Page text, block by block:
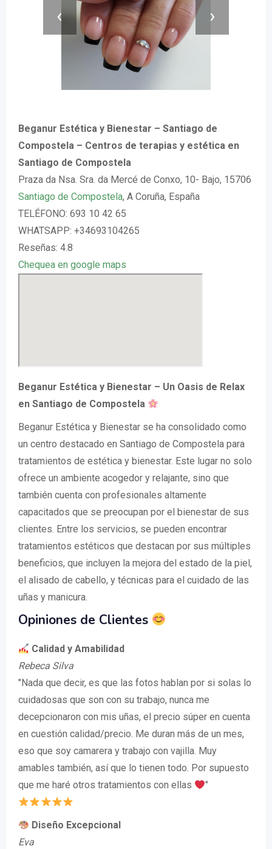
‹ ›
Beganur Estética y Bienestar – Santiago de
Compostela – Centros de terapias y estética en
Santiago de Compostela
Praza da Nsa. Sra. da Mercé de Conxo, 10- Bajo, 15706
Santiago de Compostela, A Coruña, España
TELÉFONO: 693 10 42 65
WHATSAPP: +34693104265
Reseñas: 4.8
Chequea en google maps
Beganur Estética y Bienestar – Un Oasis de Relax
en Santiago de Compostela
Beganur Estética y Bienestar se ha consolidado como
un centro destacado en Santiago de Compostela para
tratamientos de estética y bienestar. Este lugar no solo
ofrece un ambiente acogedor y relajante, sino que
también cuenta con profesionales altamente
capacitados que se preocupan por el bienestar de sus
clientes. Entre los servicios, se pueden encontrar
tratamientos estéticos que destacan por sus múltiples
beneficios, que incluyen la mejora del estado de la piel,
el alisado de cabello, y técnicas para el cuidado de las
uñas y manicura.
Opiniones de Clientes
Calidad y Amabilidad
Rebeca Silva
"Nada que decir, es que las fotos hablan por si solas lo
cuidadosas que son con su trabajo, nunca me
decepcionaron con mis uñas, el precio súper en cuenta
en cuestión calidad/precio. Me duran más de un mes,
eso que soy camarera y trabajo con vajilla. Muy
amables también, así que lo tienen todo. Por supuesto
que me haré otros tratamientos con ellas
"
Diseño Excepcional
Eva